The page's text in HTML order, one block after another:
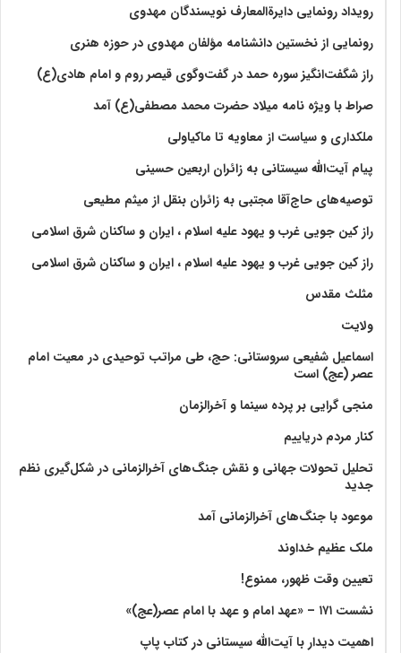
رویداد رونمایی دایرةالمعارف نویسندگان مهدوی
رونمایی از نخستین دانشنامه مؤلفان مهدوی در حوزه هنری
راز شگفت‌انگیز سوره حمد در گفت‌وگوی قیصر روم و امام هادی(ع)
صراط با ویژه نامه میلاد حضرت محمد مصطفی(ع) آمد
ملکداری و سیاست از معاویه تا ماکیاولی
پیام آیت‌الله سیستانی به زائران اربعین حسینی
توصیه‌های حاج‌آقا مجتبی به زائران بنقل از میثم مطیعی
راز کین جویی غرب و یهود علیه اسلام ، ایران و ساکنان شرق اسلامی
راز کین جویی غرب و یهود علیه اسلام ، ایران و ساکنان شرق اسلامی
مثلث مقدس
ولايت‏
اسماعیل شفیعی سروستانی: حج، طی مراتب توحیدی در معیت امام
عصر (عج) است
منجی گرایی بر پرده سینما و آخرالزمان
کنار مردم دریاییم
تحلیل تحولات جهانی و نقش جنگ‌های آخرالزمانی در شکل‌گیری نظم
جدید
موعود با جنگ‌های آخرالزمانی آمد
ملک عظیم خداوند
تعیین وقت ظهور، ممنوع!
نشست ۱۷۱ – «عهد امام و عهد با امام عصر(عج)»
اهمیت دیدار با آیت‌الله سیستانی در کتاب پاپ